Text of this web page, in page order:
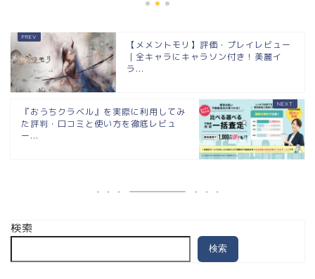
【メメントモリ】評価・プレイレビュー
｜全キャラにキャラソン付き！美麗イ
ラ...
『おうちクラベル』を実際に利用してみ
た評判・口コミと使い方を徹底レビュ
ー...
検索
検索